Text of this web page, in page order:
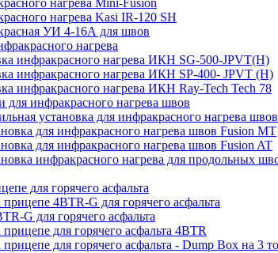
нагрева Mini-Fusion
нагрева Kasi IR-120 SH
УИ 4-16А для швов
нагрева
инфракрасного нагрева ИКН SG-500-JPVT(H)
инфракрасного нагрева ИКН SP-400- JPVT (Н)
инфракрасного нагрева ИКН Ray-Tech Tech 78
для инфракрасного нагрева швов
установка для инфракрасного нагрева
для инфракрасного нагрева швов Fusion MT
для инфракрасного нагрева швов Fusion AT
инфракрасного нагрева для продольных
для горячего асфальта
4BTR-G для горячего асфальта
G для горячего асфальта
для горячего асфальта 4BTR
для горячего асфальта - Dump Box на 3